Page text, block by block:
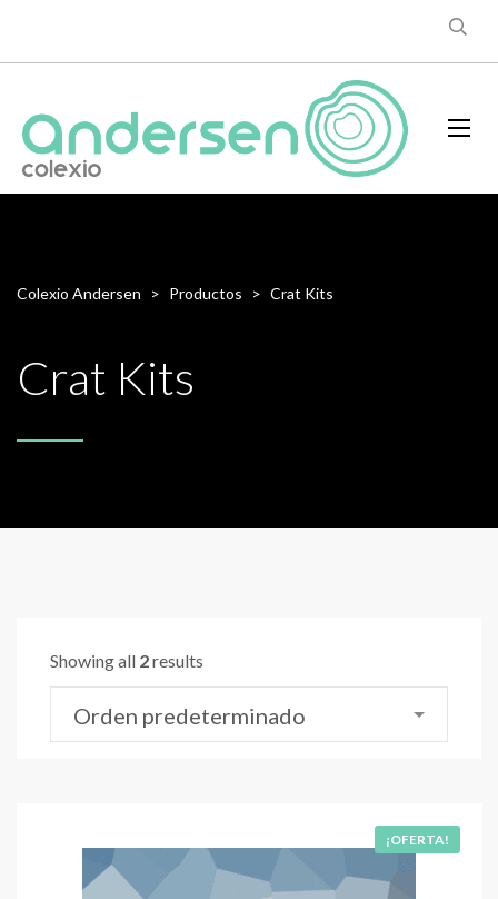
Colexio Andersen > Productos > Crat Kits
Crat Kits
Showing all 2results
Orden predeterminado
¡OFERTA!